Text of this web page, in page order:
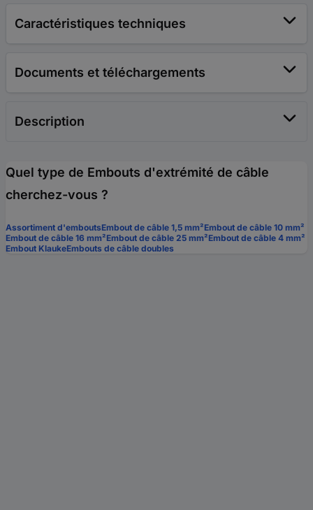
Caractéristiques techniques
Documents et téléchargements
Description
Quel type de Embouts d'extrémité de câble
cherchez-vous ?
Assortiment d'emboutsEmbout de câble 1,5 mm²Embout de câble 10 mm²
Embout de câble 16 mm²Embout de câble 25 mm²Embout de câble 4 mm²
Embout KlaukeEmbouts de câble doubles